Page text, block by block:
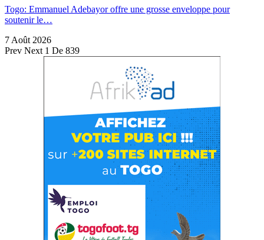
Togo: Emmanuel Adebayor offre une grosse enveloppe pour
soutenir le…
7 Août 2026
Prev Next 1 De 839